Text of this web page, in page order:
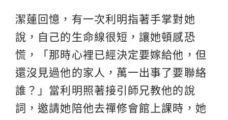
潔蓮回憶，有一次利明指著手掌對她
說，自己的生命線很短，讓她頓感恐
慌，「那時心裡已經決定要嫁給他，但
還沒見過他的家人，萬一出事了要聯絡
誰？」當利明照著接引師兄教他的說
詞，邀請她陪他去禪修會館上課時，她